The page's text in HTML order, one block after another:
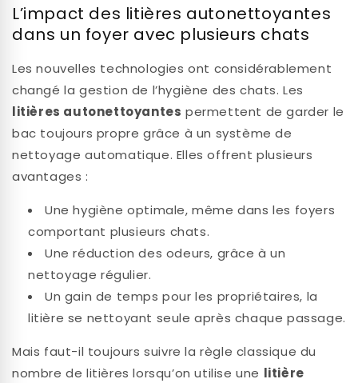
L’impact des litières autonettoyantes
dans un foyer avec plusieurs chats
Les nouvelles technologies ont considérablement
changé la gestion de l’hygiène des chats. Les
litières autonettoyantes permettent de garder le
bac toujours propre grâce à un système de
nettoyage automatique. Elles offrent plusieurs
avantages :
Une hygiène optimale, même dans les foyers
comportant plusieurs chats.
Une réduction des odeurs, grâce à un
nettoyage régulier.
Un gain de temps pour les propriétaires, la
litière se nettoyant seule après chaque passage.
Mais faut-il toujours suivre la règle classique du
nombre de litières lorsqu’on utilise une litière